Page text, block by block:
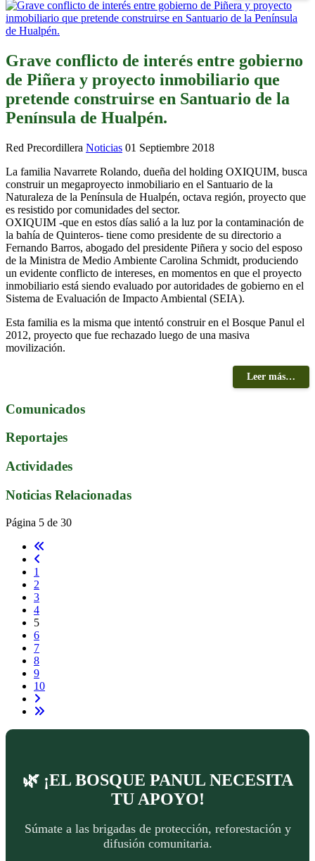
Grave conflicto de interés entre gobierno
de Piñera y proyecto inmobiliario que
pretende construirse en Santuario de la
Península de Hualpén.
Red Precordillera Noticias 01 Septiembre 2018
La familia Navarrete Rolando, dueña del holding OXIQUIM, busca
construir un megaproyecto inmobiliario en el Santuario de la
Naturaleza de la Península de Hualpén, octava región, proyecto que
es resistido por comunidades del sector.
OXIQUIM -que en estos días salió a la luz por la contaminación de
la bahía de Quinteros- tiene como presidente de su directorio a
Fernando Barros, abogado del presidente Piñera y socio del esposo
de la Ministra de Medio Ambiente Carolina Schmidt, produciendo
un evidente conflicto de intereses, en momentos en que el proyecto
inmobiliario está siendo evaluado por autoridades de gobierno en el
Sistema de Evaluación de Impacto Ambiental (SEIA).
Esta familia es la misma que intentó construir en el Bosque Panul el
2012, proyecto que fue rechazado luego de una masiva
movilización.
Leer más…
Comunicados
Reportajes
Actividades
Noticias Relacionadas
Página 5 de 30
1
2
3
4
5
6
7
8
9
10
🌿 ¡EL BOSQUE PANUL NECESITA
TU APOYO!
Súmate a las brigadas de protección, reforestación y
difusión comunitaria.